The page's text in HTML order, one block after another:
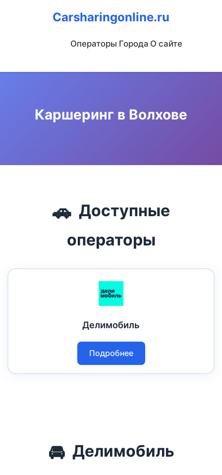
Carsharingonline.ru
Операторы Города О сайте
Каршеринг в Волхове
🚗 Доступные
операторы
Делимобиль
Подробнее
🚘 Делимобиль